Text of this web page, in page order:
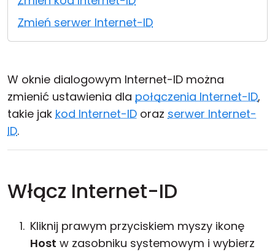
Zmień serwer Internet-ID
W oknie dialogowym Internet-ID można
zmienić ustawienia dla połączenia Internet-ID,
takie jak kod Internet-ID oraz serwer Internet-
ID.
Włącz Internet-ID
Kliknij prawym przyciskiem myszy ikonę
Host w zasobniku systemowym i wybierz
Chmura i lokalnie